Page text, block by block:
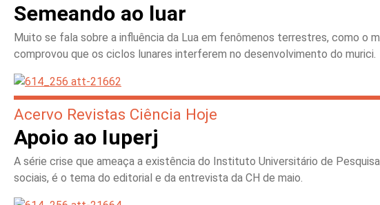
Semeando ao luar
Muito se fala sobre a influência da Lua em fenômenos terrestres, como o
comprovou que os ciclos lunares interferem no desenvolvimento do murici.
Acervo Revistas Ciência Hoje
Apoio ao Iuperj
A série crise que ameaça a existência do Instituto Universitário de
sociais, é o tema do editorial e da entrevista da CH de maio.